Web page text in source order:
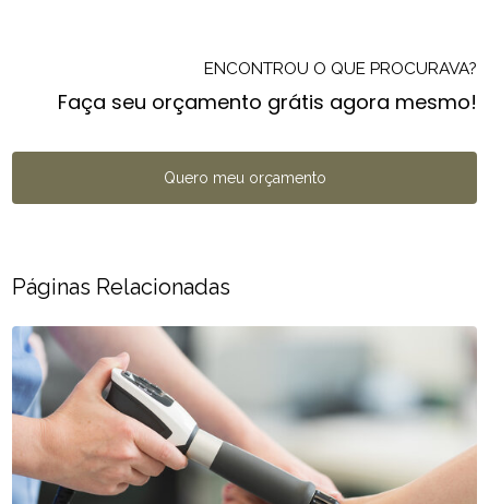
ENCONTROU O QUE PROCURAVA?
Faça seu orçamento grátis agora mesmo!
Quero meu orçamento
Páginas Relacionadas